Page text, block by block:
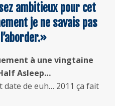
ambitieux pour cet
je ne savais pas
à une vingtaine
Asleep…
date de euh… 2011 ça fait